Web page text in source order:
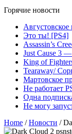
Горячие новости
Это ты! [PS4]
Assassin’s
Just Cause 3
King of
Tearaway/
Мартовское
Не работает
Одна
Не могу
Home / Новости /